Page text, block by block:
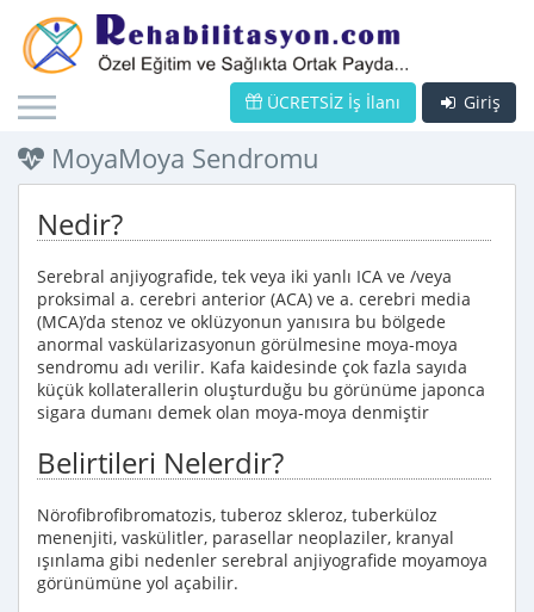
Giriş
ÜCRETSİZ İş İlanı
MoyaMoya Sendromu
Nedir?
Serebral anjiyografide, tek veya iki yanlı ICA ve /veya
proksimal a. cerebri anterior (ACA) ve a. cerebri media
(MCA)’da stenoz ve oklüzyonun yanısıra bu bölgede
anormal vaskülarizasyonun görülmesine moya-moya
sendromu adı verilir. Kafa kaidesinde çok fazla sayıda
küçük kollaterallerin oluşturduğu bu görünüme japonca
sigara dumanı demek olan moya-moya denmiştir
Belirtileri Nelerdir?
Nörofibrofibromatozis, tuberoz skleroz, tuberküloz
menenjiti, vaskülitler, parasellar neoplaziler, kranyal
ışınlama gibi nedenler serebral anjiyografide moyamoya
görünümüne yol açabilir.